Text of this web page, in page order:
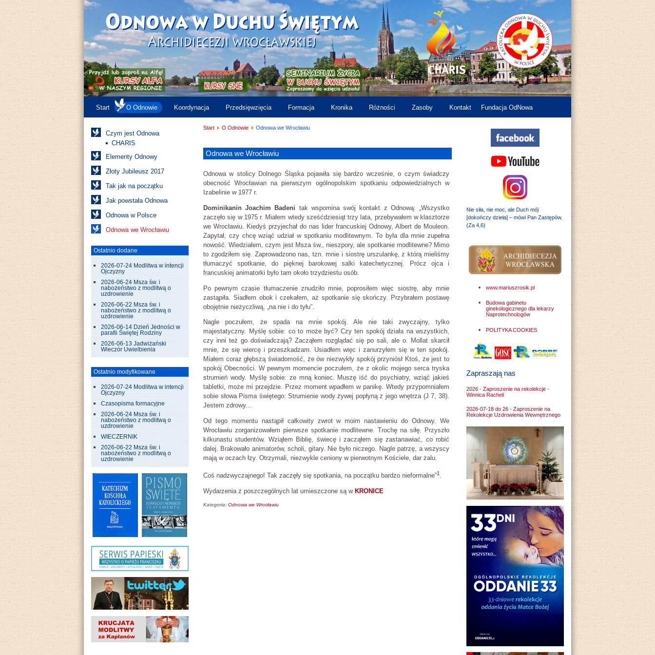
Start O Odnowie Koordynacja Przedsięwzięcia Formacja Kronika Różności Zasoby Kontakt Fundacja OdNowa
Czym jest Odnowa
CHARIS
Elementy Odnowy
Złoty Jubileusz 2017
Tak jak na początku
Jak powstała Odnowa
Odnowa w Polsce
Odnowa we Wrocławiu
Ostatnio dodane
2026-07-24 Modlitwa w intencji
Ojczyzny
2026-06-24 Msza św. i
nabożeństwo z modlitwą o
uzdrowienie
2026-06-22 Msza św. i
nabożeństwo z modlitwą o
uzdrowienie
2026-06-14 Dzień Jedności w
parafii Świętej Rodziny
2026-06-13 Jadwiżański
Wieczór Uwielbienia
Ostatnio modyfikowane
2026-07-24 Modlitwa w intencji
Ojczyzny
Czasopisma formacyjne
2026-06-24 Msza św. i
nabożeństwo z modlitwą o
uzdrowienie
WIECZERNIK
2026-06-22 Msza św. i
nabożeństwo z modlitwą o
uzdrowienie
Nie siła, nie moc, ale Duch mój
[dokończy dzieła] – mówi Pan Zastępów.
(Za 4,6)
www.mariuszrosik.pl
Budowa gabinetu
ginekologicznego dla lekarzy
Naprotechnologów
POLITYKA COOKIES
Zapraszają nas
2026 - Zaproszenie na rekolekcje -
Winnica Racheli
2026-07-18 do 26 - Zaproszenie na
Rekolekcje Uzdrowienia Wewnętrznego
Start O Odnowie Odnowa we Wrocławiu
Odnowa we Wrocławiu
Odnowa w stolicy Dolnego Śląska pojawiła się bardzo wcześnie, o czym świadczy
obecność Wrocławian na pierwszym ogólnopolskim spotkaniu odpowiedzialnych w
Izabelinie w 1977 r.
Dominikanin Joachim Badeni tak wspomina swój kontakt z Odnową: „Wszystko
zaczęło się w 1975 r. Miałem wtedy sześćdziesiąt trzy lata, przebywałem w klasztorze
we Wrocławiu. Kiedyś przyjechał do nas lider francuskiej Odnowy, Albert de Mouleon.
Zapytał, czy chcę wziąć udział w spotkaniu modlitewnym. To była dla mnie zupełna
nowość. Wiedziałem, czym jest Msza św., nieszpory, ale spotkanie modlitewne? Mimo
to zgodziłem się. Zaprowadzono nas, tzn. mnie i siostrę urszulankę, z którą mieliśmy
tłumaczyć spotkanie, do pięknej barokowej salki katechetycznej. Prócz ojca i
francuskiej animatorki było tam około trzydziestu osób.
Po pewnym czasie tłumaczenie znudziło mnie, poprosiłem więc siostrę, aby mnie
zastąpiła. Siadłem obok i czekałem, aż spotkanie się skończy. Przybrałem postawę
obojętnie nieżyczliwą, „na nie i do tyłu”.
Nagle poczułem, że spada na mnie spokój. Ale nie taki zwyczajny, tylko
majestatyczny. Myślę sobie: co to może być? Czy ten spokój działa na wszystkich,
czy inni też go doświadczają? Zacząłem rozglądać się po sali, ale o. Mollat skarcił
mnie, że się wiercę i przeszkadzam. Usiadłem więc i zanurzyłem się w ten spokój.
Miałem coraz głębszą świadomość, że ów niezwykły spokój przyniósł Ktoś, że jest to
spokój Obecności. W pewnym momencie poczułem, że z okolic mojego serca tryska
strumień wody. Myślę sobie: ze mną koniec. Muszę iść do psychiatry, wziąć jakieś
tabletki, może mi przejdzie. Przez moment wpadłem w panikę. Wtedy przypomniałem
sobie słowa Pisma świętego: Strumienie wody żywej popłyną z jego wnętrza (J 7, 38).
Jestem zdrowy...
Od tego momentu nastąpił całkowity zwrot w moim nastawieniu do Odnowy. We
Wrocławiu zorganizowałem pierwsze spotkanie modlitewne. Trochę na siłę. Przyszło
kilkunastu studentów. Wziąłem Biblię, świecę i zacząłem się zastanawiać, co robić
dalej. Brakowało animatorów, scholi, gitary. Nie było niczego. Nagle patrzę, a wszyscy
mają w oczach łzy. Otrzymali, niezwykle ceniony w pierwotnym Kościele, dar żalu.
Coś nadzwyczajnego! Tak zaczęły się spotkania, na początku bardzo nieformalne”1 .
Wydarzenia z poszczególnych lat umieszczone są w KRONICE
Kategoria: Odnowa we Wrocławiu